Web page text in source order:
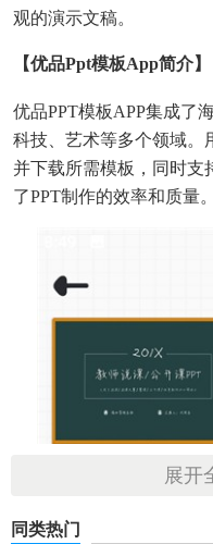
观的演示文稿。
【优品ppt模板app简介】
优品PPT模板APP集成了
科技、艺术等多个领域。
并下载所需模板，同时支
了PPT制作的效率和质量。
展开
同类热门